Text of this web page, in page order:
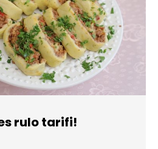
rulo tarifi!